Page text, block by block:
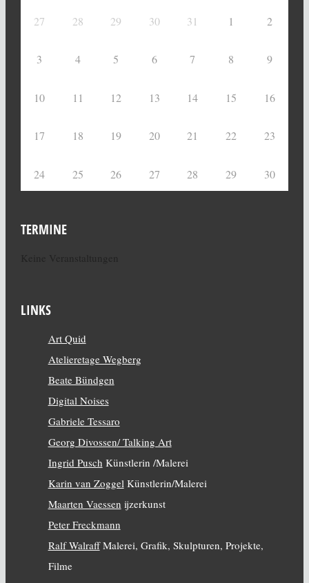
27 28 29 30 31 1 2
3 4 5 6 7 8 9
10 11 12 13 14 15 16
17 18 19 20 21 22 23
24 25 26 27 28 29 30
TERMINE
LINKS
Art Quid
Atelieretage Wegberg
Beate Bündgen
Digital Noises
Gabriele Tessaro
Georg Divossen/ Talking Art
Ingrid Pusch Künstlerin /Malerei
Karin van ZoggelKünstlerin/Malerei
Maarten Vaessen ijzerkunst
Peter Freckmann
Ralf WalraffMalerei, Grafik, Skulpturen, Projekte,
Filme